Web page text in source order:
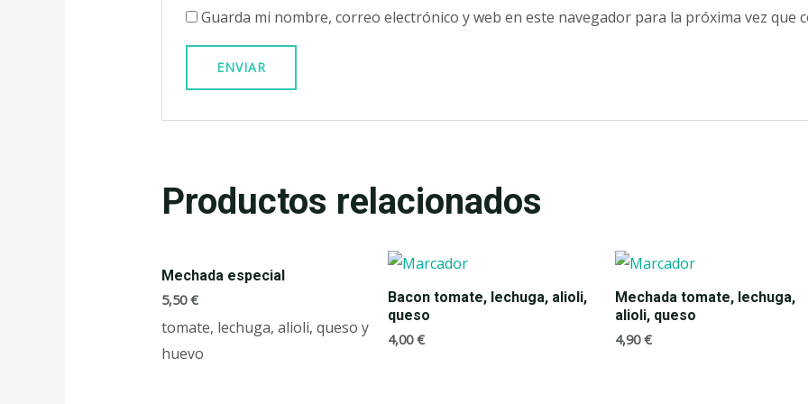
Guarda mi nombre, correo electrónico y web en este navegador para la próxima vez que
Productos relacionados
Mechada especial
5,50€
tomate, lechuga, alioli, queso y
huevo
Bacon tomate, lechuga, alioli,
queso
4,00€
Mechada tomate, lechuga,
alioli, queso
4,90€